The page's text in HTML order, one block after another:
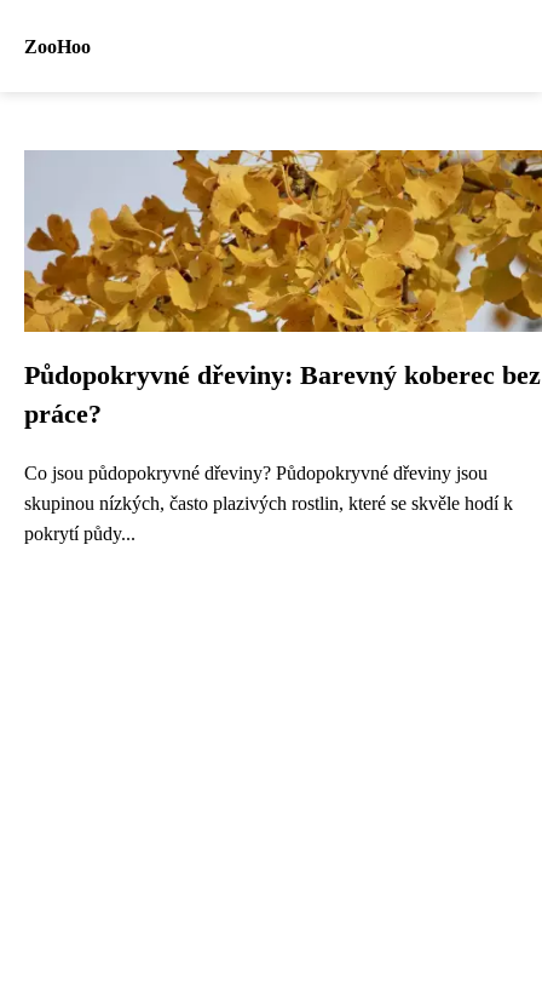
ZooHoo
Půdopokryvné dřeviny: Barevný koberec bez
práce?
Co jsou půdopokryvné dřeviny? Půdopokryvné dřeviny jsou
skupinou nízkých, často plazivých rostlin, které se skvěle hodí k
pokrytí půdy...